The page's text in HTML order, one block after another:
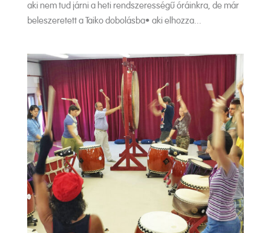
aki nem tud járni a heti rendszerességű óráinkra, de már
beleszeretett a Taiko dobolásba• aki elhozza...